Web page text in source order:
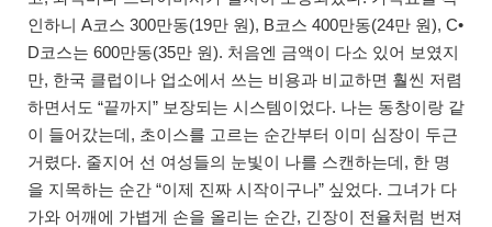
인하니 A코스 300만동(19만 원), B코스 400만동(24만 원), C•
D코스는 600만동(35만 원). 처음엔 금액이 다소 있어 보였지
만, 한국 클럽이나 업소에서 쓰는 비용과 비교하면 훨씬 저렴
하면서도 “끝까지” 보장되는 시스템이었다. 나는 동창이랑 같
이 들어갔는데, 초이스를 고르는 순간부터 이미 심장이 두근
거렸다. 줄지어 선 여성들의 눈빛이 나를 스캔하는데, 한 명
을 지목하는 순간 “이제 진짜 시작이구나” 싶었다. 그녀가 다
가와 어깨에 가볍게 손을 올리는 순간, 긴장이 전율처럼 번져